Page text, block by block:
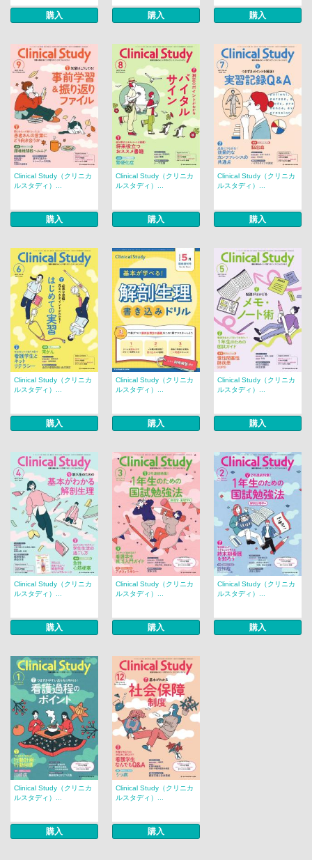
購入 購入 購入
Clinical Study（クリニカ
ルスタディ）...
購入
Clinical Study（クリニカ
ルスタディ）...
購入
Clinical Study（クリニカ
ルスタディ）...
購入
Clinical Study（クリニカ
ルスタディ）...
購入
Clinical Study（クリニカ
ルスタディ）...
購入
Clinical Study（クリニカ
ルスタディ）...
購入
Clinical Study（クリニカ
ルスタディ）...
購入
Clinical Study（クリニカ
ルスタディ）...
購入
Clinical Study（クリニカ
ルスタディ）...
購入
Clinical Study（クリニカ
ルスタディ）...
購入
Clinical Study（クリニカ
ルスタディ）...
購入